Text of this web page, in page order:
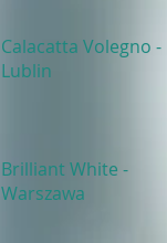
Calacatta Volegno -
Lublin
Brilliant White -
Warszawa